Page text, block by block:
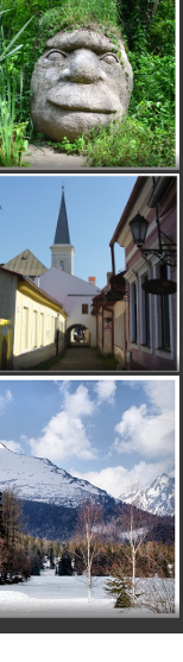
slúži? :-)
pjekné
presne to iste,
instinkt ma